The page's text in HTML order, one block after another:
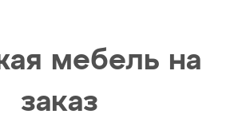
мебель на
заказ